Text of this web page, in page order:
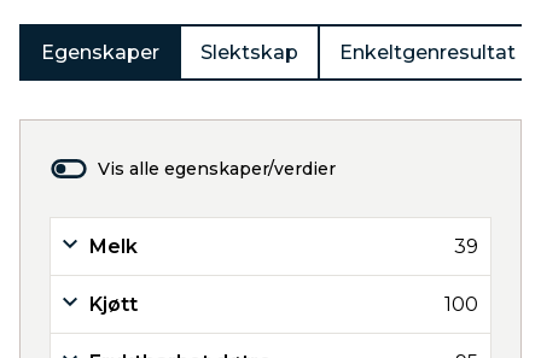
Egenskaper Slektskap Enkeltgenresultat
Vis alle egenskaper/verdier
Melk 39
Kjøtt 100